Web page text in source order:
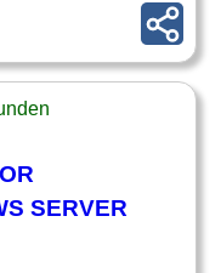
SERVER